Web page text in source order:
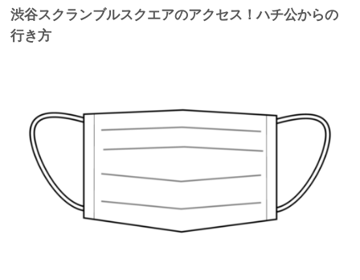
渋谷スクランブルスクエアのアクセス！ハチ公からの
行き方